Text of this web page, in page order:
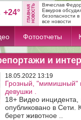
+24°
Вячеслав
Евкуров
безопасности в
все новости
Фотоотчеты
и
18.05.2022 13:19
Грозный, "мимишный"
девушки .
18+ Видео
опубликовано в Сети.
берет животное ..